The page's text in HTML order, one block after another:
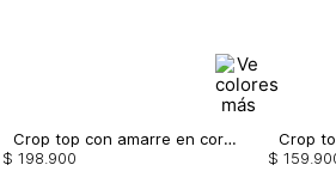
Crop top con amarre en cordon
$ 198 900
$ 159